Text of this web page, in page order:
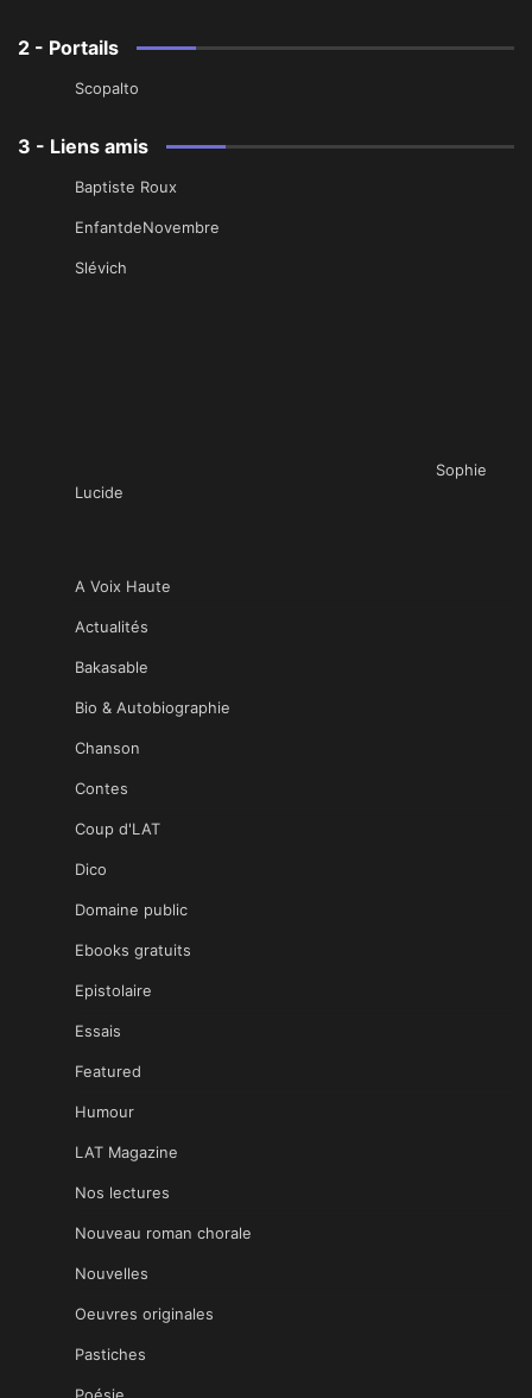
2 - Portails
Scopalto
3 - Liens amis
Baptiste Roux
EnfantdeNovembre
Slévich
Sophie
Lucide
A Voix Haute
Actualités
Bakasable
Bio & Autobiographie
Chanson
Contes
Coup d'LAT
Dico
Domaine public
Ebooks gratuits
Epistolaire
Essais
Featured
Humour
LAT Magazine
Nos lectures
Nouveau roman chorale
Nouvelles
Oeuvres originales
Pastiches